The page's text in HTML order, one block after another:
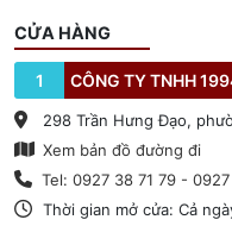
CỬA HÀNG
1 CÔNG TY TNHH
298 Trần Hưng Đạo,
Xem bản đồ đường đi
Tel: 0927 38 71 79 -
Thời gian mở cửa: Cả